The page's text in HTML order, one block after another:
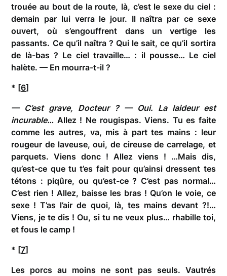
trouée au bout de la route, là, c’est le sexe du ciel :
demain par lui verra le jour. Il naîtra par ce sexe
ouvert, où s’engouffrent dans un vertige les
passants. Ce qu’il naîtra ? Qui le sait, ce qu’il sortira
de là-bas ? Le ciel travaille… : il pousse… Le ciel
halète. — En mourra-t-il ?
* [6]
— C’est grave, Docteur ? — Oui. La laideur est
incurable… Allez ! Ne rougispas. Viens. Tu es faite
comme les autres, va, mis à part tes mains : leur
rougeur de laveuse, oui, de cireuse de carrelage, et
parquets. Viens donc ! Allez viens ! …Mais dis,
qu’est-ce que tu t’es fait pour qu’ainsi dressent tes
tétons : piqûre, ou qu’est-ce ? C’est pas normal…
C’est rien ! Allez, baisse les bras ! Qu’on le voie, ce
sexe ! T’as l’air de quoi, là, tes mains devant ?!…
Viens, je te dis ! Ou, si tu ne veux plus… rhabille toi,
et fous le camp !
* [7]
Les porcs au moins ne sont pas seuls. Vautrés